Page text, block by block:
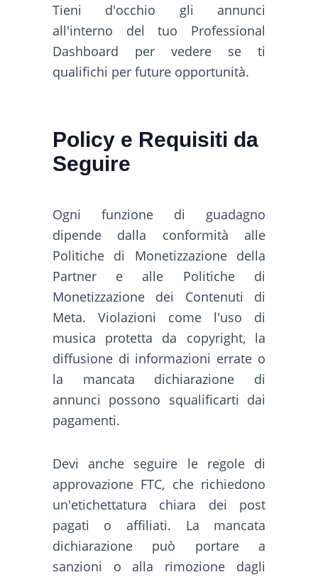
Tieni d'occhio gli annunci
all'interno del tuo Professional
Dashboard per vedere se ti
qualifichi per future opportunità.
Policy e Requisiti da
Seguire
Ogni funzione di guadagno
dipende dalla conformità alle
Politiche di Monetizzazione della
Partner e alle Politiche di
Monetizzazione dei Contenuti di
Meta. Violazioni come l'uso di
musica protetta da copyright, la
diffusione di informazioni errate o
la mancata dichiarazione di
annunci possono squalificarti dai
pagamenti.
Devi anche seguire le regole di
approvazione FTC, che richiedono
un'etichettatura chiara dei post
pagati o affiliati. La mancata
dichiarazione può portare a
sanzioni o alla rimozione dagli